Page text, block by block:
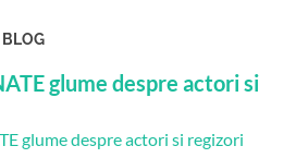
glume despre actori si